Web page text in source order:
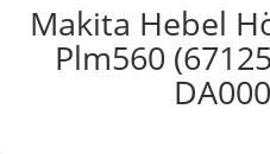
Makita Hebel
Plm560